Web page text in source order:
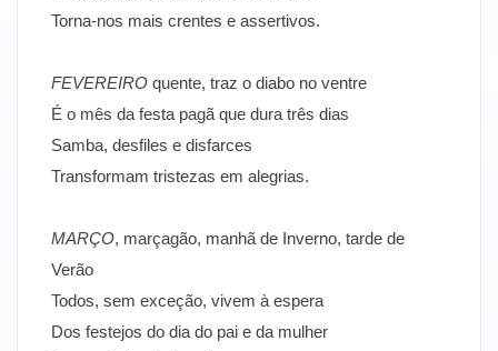
Torna-nos mais crentes e assertivos.
FEVEREIRO quente, traz o diabo no ventre
É o mês da festa pagã que dura três dias
Samba, desfiles e disfarces
Transformam tristezas em alegrias.
MARÇO, marçagão, manhã de Inverno, tarde de
Verão
Todos, sem exceção, vivem à espera
Dos festejos do dia do pai e da mulher